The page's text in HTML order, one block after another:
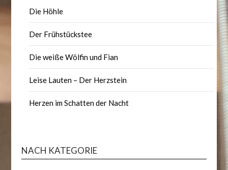
Die Höhle
Der Frühstückstee
Die weiße Wölfin und Fian
Leise Lauten – Der Herzstein
Herzen im Schatten der Nacht
NACH KATEGORIE